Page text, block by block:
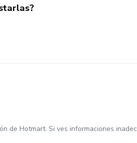
de Hotmart. Si ves informaciones